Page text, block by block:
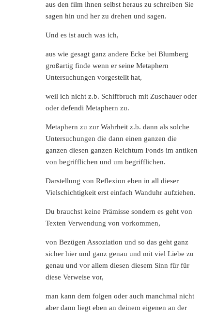
aus den film ihnen selbst heraus zu schreiben Sie
sagen hin und her zu drehen und sagen.
Und es ist auch was ich,
aus wie gesagt ganz andere Ecke bei Blumberg
großartig finde wenn er seine Metaphern
Untersuchungen vorgestellt hat,
weil ich nicht z.b. Schiffbruch mit Zuschauer oder
oder defendi Metaphern zu.
Metaphern zu zur Wahrheit z.b. dann als solche
Untersuchungen die dann einen ganzen die
ganzen diesen ganzen Reichtum Fonds im antiken
von begrifflichen und um begrifflichen.
Darstellung von Reflexion eben in all dieser
Vielschichtigkeit erst einfach Wanduhr aufziehen.
Du brauchst keine Prämisse sondern es geht von
Texten Verwendung von vorkommen,
von Bezügen Assoziation und so das geht ganz
sicher hier und ganz genau und mit viel Liebe zu
genau und vor allem diesen diesem Sinn für für
diese Verweise vor,
man kann dem folgen oder auch manchmal nicht
aber dann liegt eben an deinem eigenen an der